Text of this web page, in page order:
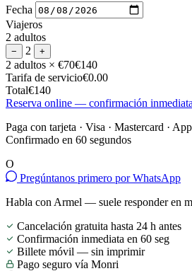
Fecha
Viajeros
2 adultos
− 2 +
2 adultos × €70€140
Tarifa de servicio€0.00
Total€140
Reserva online — confirmación inmediata
Paga con tarjeta · Visa · Mastercard ·
Confirmado en 60 segundos
O
Pregúntanos primero por WhatsApp
Habla con Armel — suele responder en
Cancelación gratuita hasta 24 h antes
Confirmación inmediata en 60 seg
Billete móvil — sin imprimir
Pago seguro vía Monri